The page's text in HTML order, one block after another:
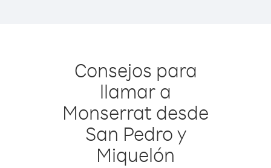
Consejos para
llamar a
Monserrat desde
San Pedro y
Miquelón